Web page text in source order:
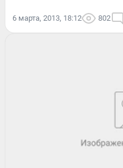
6 марта, 2013, 18:12 802